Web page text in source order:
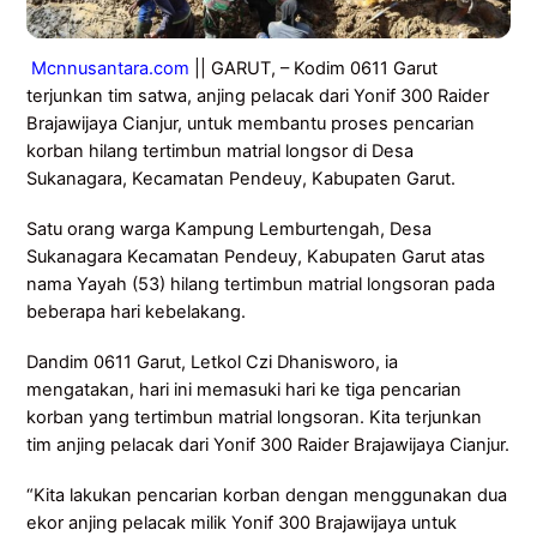
Mcnnusantara.com || GARUT, – Kodim 0611 Garut
terjunkan tim satwa, anjing pelacak dari Yonif 300 Raider
Brajawijaya Cianjur, untuk membantu proses pencarian
korban hilang tertimbun matrial longsor di Desa
Sukanagara, Kecamatan Pendeuy, Kabupaten Garut.
Satu orang warga Kampung Lemburtengah, Desa
Sukanagara Kecamatan Pendeuy, Kabupaten Garut atas
nama Yayah (53) hilang tertimbun matrial longsoran pada
beberapa hari kebelakang.
Dandim 0611 Garut, Letkol Czi Dhanisworo, ia
mengatakan, hari ini memasuki hari ke tiga pencarian
korban yang tertimbun matrial longsoran. Kita terjunkan
tim anjing pelacak dari Yonif 300 Raider Brajawijaya Cianjur.
“Kita lakukan pencarian korban dengan menggunakan dua
ekor anjing pelacak milik Yonif 300 Brajawijaya untuk